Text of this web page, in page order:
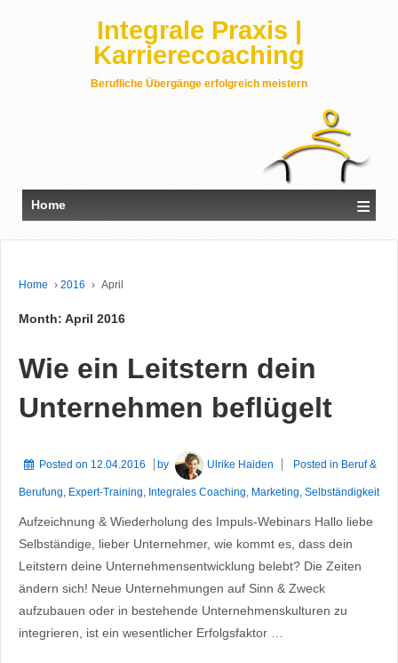
Integrale Praxis |
Karrierecoaching
Berufliche Übergänge erfolgreich meistern
Home ≡
Home › 2016 › April
Month: April 2016
Wie ein Leitstern dein
Unternehmen beflügelt
Posted on 12.04.2016 by Ulrike Haiden Posted in Beruf &
Berufung, Expert-Training, Integrales Coaching, Marketing, Selbständigkeit
Aufzeichnung & Wiederholung des Impuls-Webinars Hallo liebe
Selbständige, lieber Unternehmer, wie kommt es, dass dein
Leitstern deine Unternehmensentwicklung belebt? Die Zeiten
ändern sich! Neue Unternehmungen auf Sinn & Zweck
aufzubauen oder in bestehende Unternehmenskulturen zu
integrieren, ist ein wesentlicher Erfolgsfaktor …